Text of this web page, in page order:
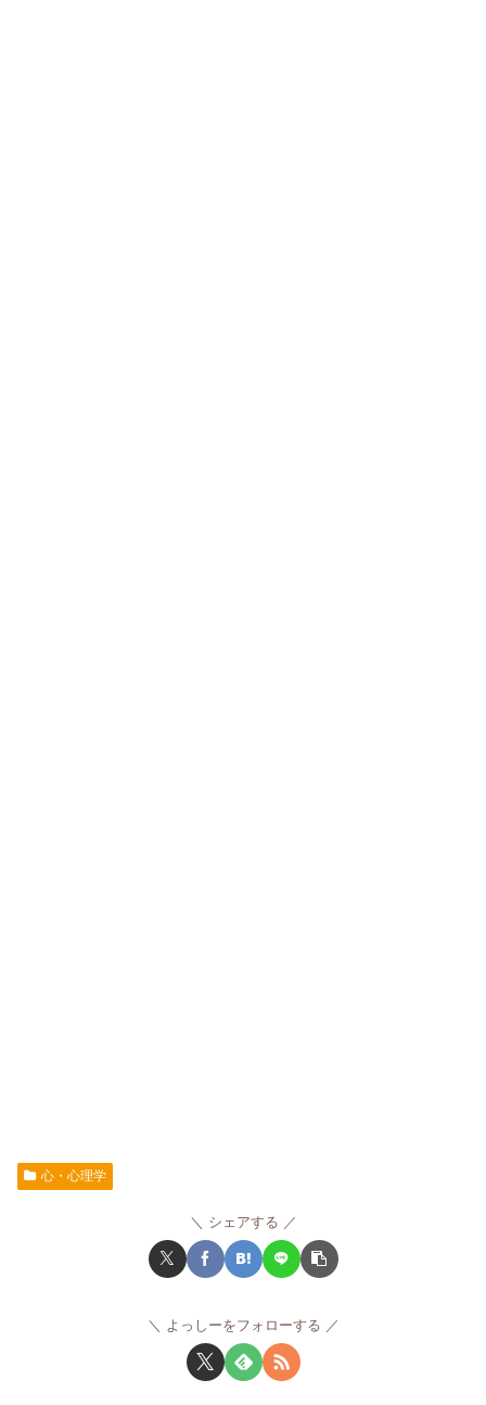
心・心理学
シェアする
よっしーをフォローする